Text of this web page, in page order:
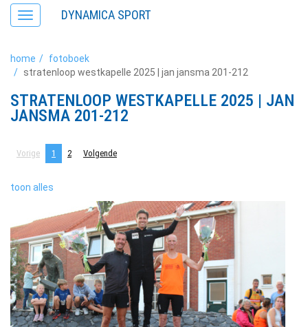
Toggle
navigation
DYNAMICA SPORT
home
fotoboek
stratenloop westkapelle 2025 | jan jansma 201-212
STRATENLOOP WESTKAPELLE 2025 | JAN
JANSMA 201-212
Vorige 1 2 Volgende
toon alles